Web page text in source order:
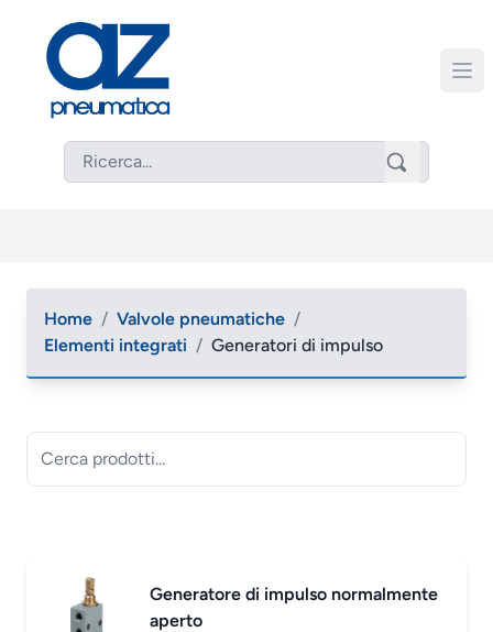
Home / Valvole pneumatiche /
Elementi integrati / Generatori di impulso
Generatore di impulso normalmente
aperto